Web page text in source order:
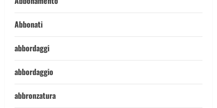
Abbonati
abbordaggi
abbordaggio
abbronzatura